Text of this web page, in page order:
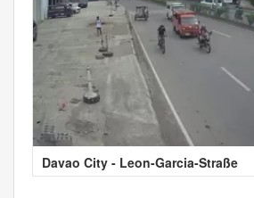
Davao City - Leon-Garcia-Straße